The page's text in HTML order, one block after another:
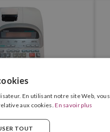
Casio PJEn utilisant notre site Web, vous
aux cookies.En savoir plus
TOUT